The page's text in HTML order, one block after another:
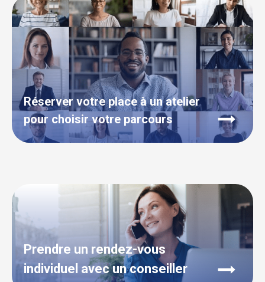
Réserver votre place à un atelier
pour choisir votre parcours
Prendre un rendez-vous
individuel avec un conseiller